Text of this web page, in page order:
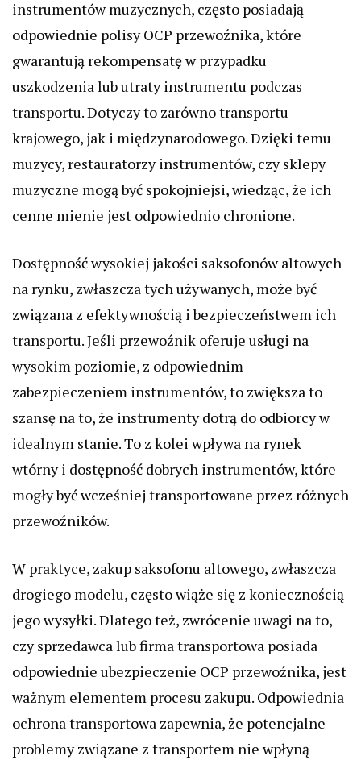
instrumentów muzycznych, często posiadają
odpowiednie polisy OCP przewoźnika, które
gwarantują rekompensatę w przypadku
uszkodzenia lub utraty instrumentu podczas
transportu. Dotyczy to zarówno transportu
krajowego, jak i międzynarodowego. Dzięki temu
muzycy, restauratorzy instrumentów, czy sklepy
muzyczne mogą być spokojniejsi, wiedząc, że ich
cenne mienie jest odpowiednio chronione.
Dostępność wysokiej jakości saksofonów altowych
na rynku, zwłaszcza tych używanych, może być
związana z efektywnością i bezpieczeństwem ich
transportu. Jeśli przewoźnik oferuje usługi na
wysokim poziomie, z odpowiednim
zabezpieczeniem instrumentów, to zwiększa to
szansę na to, że instrumenty dotrą do odbiorcy w
idealnym stanie. To z kolei wpływa na rynek
wtórny i dostępność dobrych instrumentów, które
mogły być wcześniej transportowane przez różnych
przewoźników.
W praktyce, zakup saksofonu altowego, zwłaszcza
drogiego modelu, często wiąże się z koniecznością
jego wysyłki. Dlatego też, zwrócenie uwagi na to,
czy sprzedawca lub firma transportowa posiada
odpowiednie ubezpieczenie OCP przewoźnika, jest
ważnym elementem procesu zakupu. Odpowiednia
ochrona transportowa zapewnia, że potencjalne
problemy związane z transportem nie wpłyną